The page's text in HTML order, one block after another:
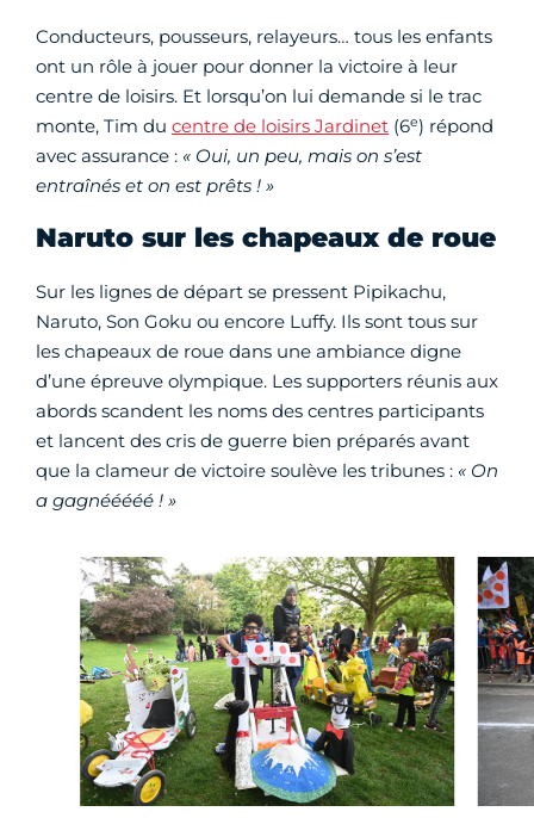
Conducteurs, pousseurs, relayeurs… tous les enfants
ont un rôle à jouer pour donner la victoire à leur
centre de loisirs. Et lorsqu’on lui demande si le trac
monte, Tim du centre de loisirs Jardinet (6e) répond
avec assurance : « Oui, un peu, mais on s’est
entraînés et on est prêts ! »
Naruto sur les chapeaux de roue
Sur les lignes de départ se pressent Pipikachu,
Naruto, Son Goku ou encore Luffy. Ils sont tous sur
les chapeaux de roue dans une ambiance digne
d’une épreuve olympique. Les supporters réunis aux
abords scandent les noms des centres participants
et lancent des cris de guerre bien préparés avant
que la clameur de victoire soulève les tribunes : « On
a gagnééééé ! »